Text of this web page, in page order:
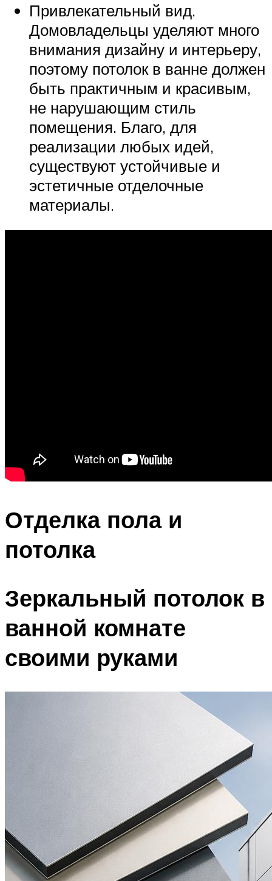
Привлекательный вид.
Домовладельцы уделяют много
внимания дизайну и интерьеру,
поэтому потолок в ванне должен
быть практичным и красивым,
не нарушающим стиль
помещения. Благо, для
реализации любых идей,
существуют устойчивые и
эстетичные отделочные
материалы.
Отделка пола и
потолка
Зеркальный потолок в
ванной комнате
своими руками